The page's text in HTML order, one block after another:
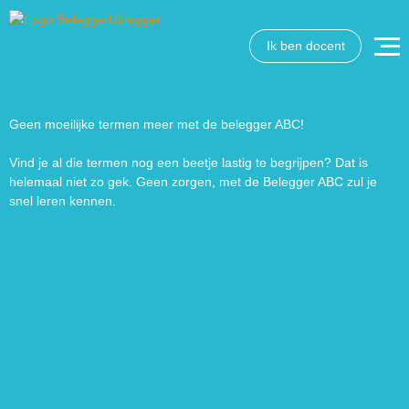
Ik ben docent
Geen moeilijke termen meer met de belegger ABC!
Vind je al die termen nog een beetje lastig te begrijpen? Dat is
helemaal niet zo gek. Geen zorgen, met de Belegger ABC zul je
snel leren kennen.
Wat wil je opzoeken?
hebben? We helpen je graag een handje.
Zoek
naar:
Zoekknop